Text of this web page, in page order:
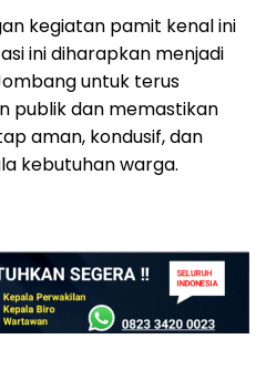
kegiatan pamit kenal ini
ini diharapkan menjadi
untuk terus
publik dan memastikan
aman, kondusif, dan
kebutuhan warga.